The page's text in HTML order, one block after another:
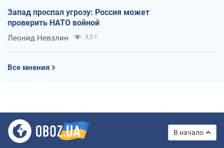
Запад проспал угрозу: Россия может
проверить НАТО войной
Леонид Невзлин 9,3 т.
Все мнения
В начало